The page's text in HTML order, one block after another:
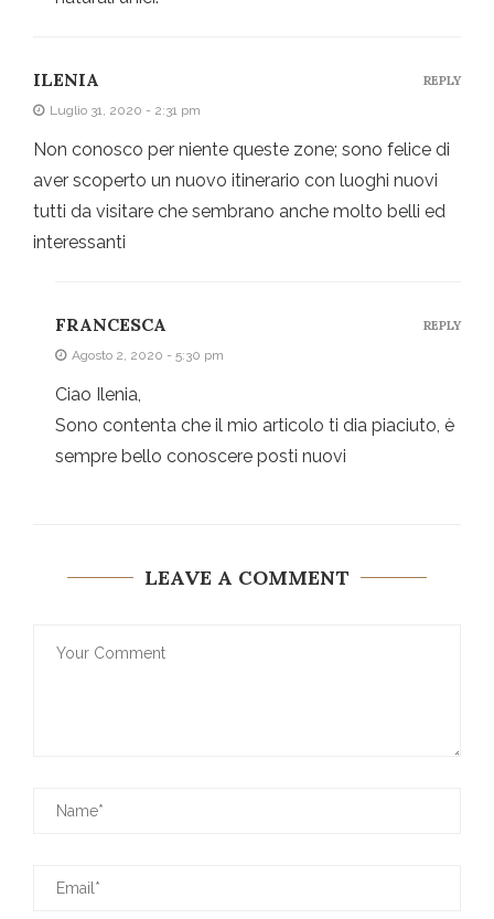
ILENIA
Luglio 31, 2020 - 2:31 pm
Non conosco per niente queste zone; sono felice di
aver scoperto un nuovo itinerario con luoghi nuovi
tutti da visitare che sembrano anche molto belli ed
interessanti
REPLY
FRANCESCA
Agosto 2, 2020 - 5:30 pm
Ciao Ilenia,
Sono contenta che il mio articolo ti dia piaciuto, è
sempre bello conoscere posti nuovi
REPLY
LEAVE A COMMENT